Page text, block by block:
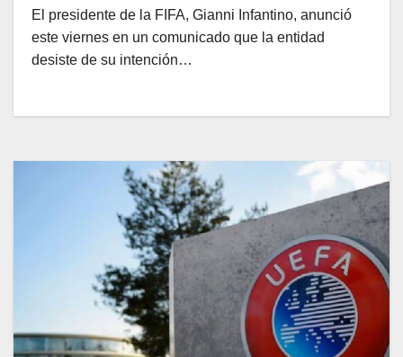
El presidente de la FIFA, Gianni Infantino, anunció
este viernes en un comunicado que la entidad
desiste de su intención…